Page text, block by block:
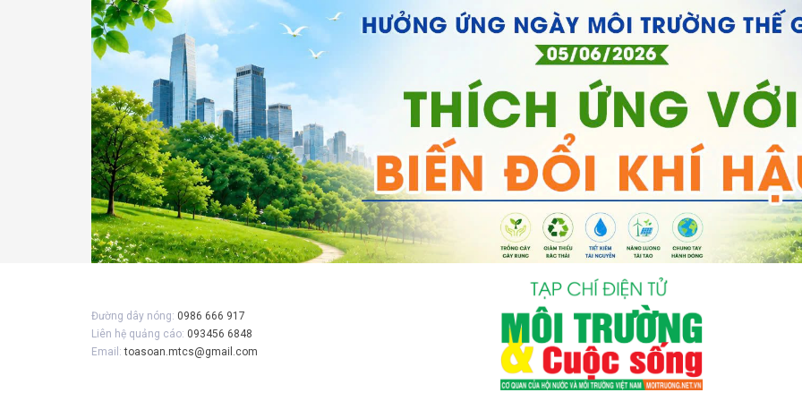
Đường dây nóng: 0986 666 917
Liên hệ quảng cáo: 093456 6848
Email:toasoan.mtcs@gmail.com
Gửi bình luận